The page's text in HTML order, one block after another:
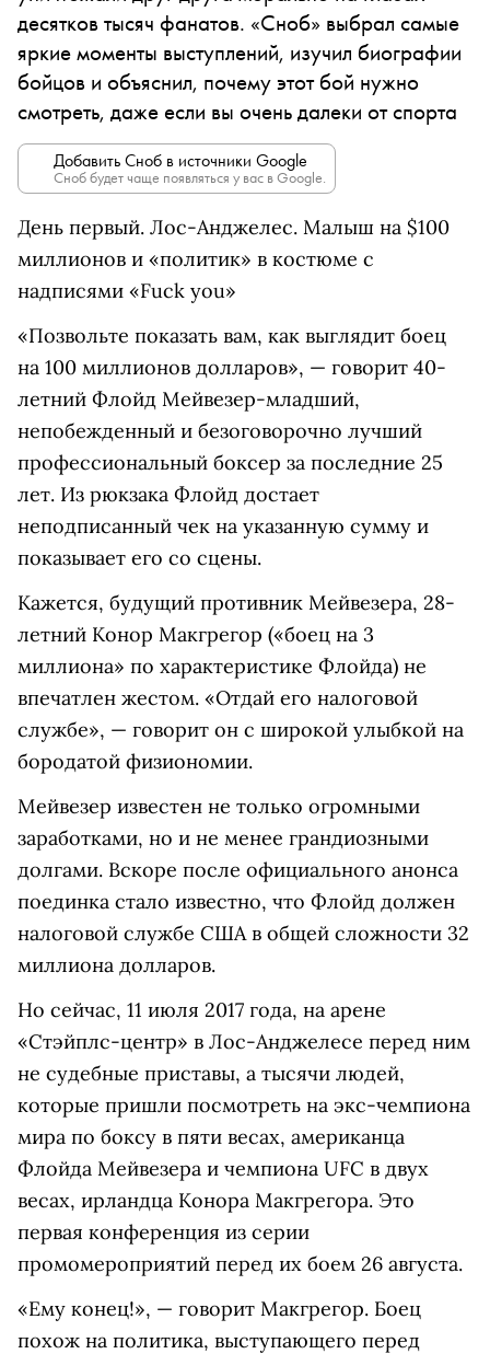
десятков тысяч фанатов. «Сноб» выбрал самые
яркие моменты выступлений, изучил биографии
бойцов и объяснил, почему этот бой нужно
смотреть, даже если вы очень далеки от спорта
Добавить Сноб в источники Google
Сноб будет чаще появляться у вас в Google.
День первый. Лос-Анджелес. Малыш на $100
миллионов и «политик» в костюме с
надписями «Fuck you»
«Позвольте показать вам, как выглядит боец
на 100 миллионов долларов», — говорит 40-
летний Флойд Мейвезер-младший,
непобежденный и безоговорочно лучший
профессиональный боксер за последние 25
лет. Из рюкзака Флойд достает
неподписанный чек на указанную сумму и
показывает его со сцены.
Кажется, будущий противник Мейвезера, 28-
летний Конор Макгрегор («боец на 3
миллиона» по характеристике Флойда) не
впечатлен жестом. «Отдай его налоговой
службе», — говорит он с широкой улыбкой на
бородатой физиономии.
Мейвезер известен не только огромными
заработками, но и не менее грандиозными
долгами. Вскоре после официального анонса
поединка стало известно, что Флойд должен
налоговой службе США в общей сложности 32
миллиона долларов.
Но сейчас, 11 июля 2017 года, на арене
«Стэйплс-центр» в Лос-Анджелесе перед ним
не судебные приставы, а тысячи людей,
которые пришли посмотреть на экс-чемпиона
мира по боксу в пяти весах, американца
Флойда Мейвезера и чемпиона UFC в двух
весах, ирландца Конора Макгрегора. Это
первая конференция из серии
промомероприятий перед их боем 26 августа.
«Ему конец!», — говорит Макгрегор. Боец
похож на политика, выступающего перед